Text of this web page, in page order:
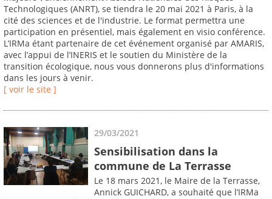
Technologiques (ANRT), se tiendra le 20 mai 2021 à Paris, à la
cité des sciences et de l'industrie. Le format permettra une
participation en présentiel, mais également en visio conférence.
L’IRMa étant partenaire de cet événement organisé par AMARIS,
avec l’appui de l’INERIS et le soutien du Ministère de la
transition écologique, nous vous donnerons plus d'informations
dans les jours à venir.
[ voir le site ]
29/03/2021
Sensibilisation dans la
commune de La Terrasse
Le 18 mars 2021, le Maire de la Terrasse,
Annick GUICHARD, a souhaité que l’IRMa